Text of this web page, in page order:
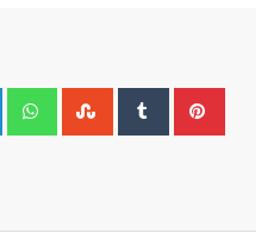
LinkedIn WhatsappStumbleUpon
Tumblr